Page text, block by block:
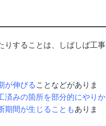
りすることは、しばしば工事
が伸びる ことなどがありま
済みの箇所を部分的にやりか
期間が生じることもありま